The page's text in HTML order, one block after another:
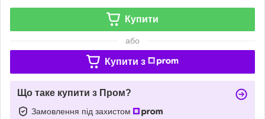
Купити
або
Купити з
Що таке купити з Пром?
Замовлення під захистом